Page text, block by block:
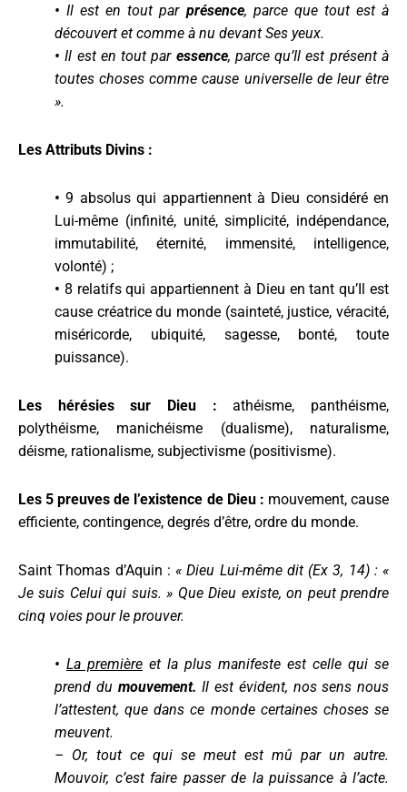
• Il est en tout par présence, parce que tout est à
découvert et comme à nu devant Ses yeux.
• Il est en tout par essence, parce qu’Il est présent à
toutes choses comme cause universelle de leur être
».
Les Attributs Divins :
• 9 absolus qui appartiennent à Dieu considéré en
Lui-même (infinité, unité, simplicité, indépendance,
immutabilité, éternité, immensité, intelligence,
volonté) ;
• 8 relatifs qui appartiennent à Dieu en tant qu’Il est
cause créatrice du monde (sainteté, justice, véracité,
miséricorde, ubiquité, sagesse, bonté, toute
puissance).
Les hérésies sur Dieu : athéisme, panthéisme,
polythéisme, manichéisme (dualisme), naturalisme,
déisme, rationalisme, subjectivisme (positivisme).
Les 5 preuves de l’existence de Dieu : mouvement, cause
efficiente, contingence, degrés d’être, ordre du monde.
Saint Thomas d’Aquin : « Dieu Lui-même dit (Ex 3, 14) : «
Je suis Celui qui suis. » Que Dieu existe, on peut prendre
cinq voies pour le prouver.
• La première et la plus manifeste est celle qui se
prend du mouvement. Il est évident, nos sens nous
l’attestent, que dans ce monde certaines choses se
meuvent.
– Or, tout ce qui se meut est mû par un autre.
Mouvoir, c’est faire passer de la puissance à l’acte.